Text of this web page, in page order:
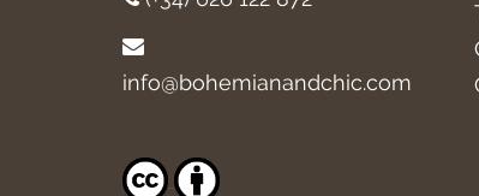
info@bohemianandchic.com